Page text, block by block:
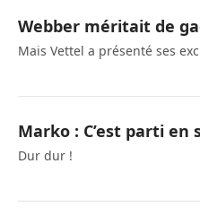
Webber méritait de
Mais Vettel a présenté ses
Marko : C’est parti en
Dur dur !